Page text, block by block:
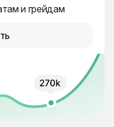
и грейдам